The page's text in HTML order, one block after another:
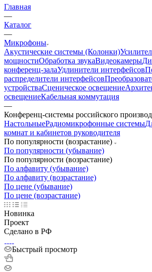
Главная
—
Каталог
—
Микрофоны
Акустические системы (Колонки)
мощностиОбработка звукаВидеокамеры
конференц-залаУдлинители интерфейсов
распределители интерфейсов
устройстваСценическое освещение
освещениеКабельная коммутация
—
Конференц-системы российского
НастольныеРадиомикрофонные системы
комнат и кабинетов руководителя
По популярности (возрастание)
По популярности (убывание)
По популярности (возрастание)
По алфавиту (убывание)
По алфавиту (возрастание)
По цене (убывание)
По цене (возрастание)
Новинка
Проект
Сделано в РФ
Быстрый просмотр